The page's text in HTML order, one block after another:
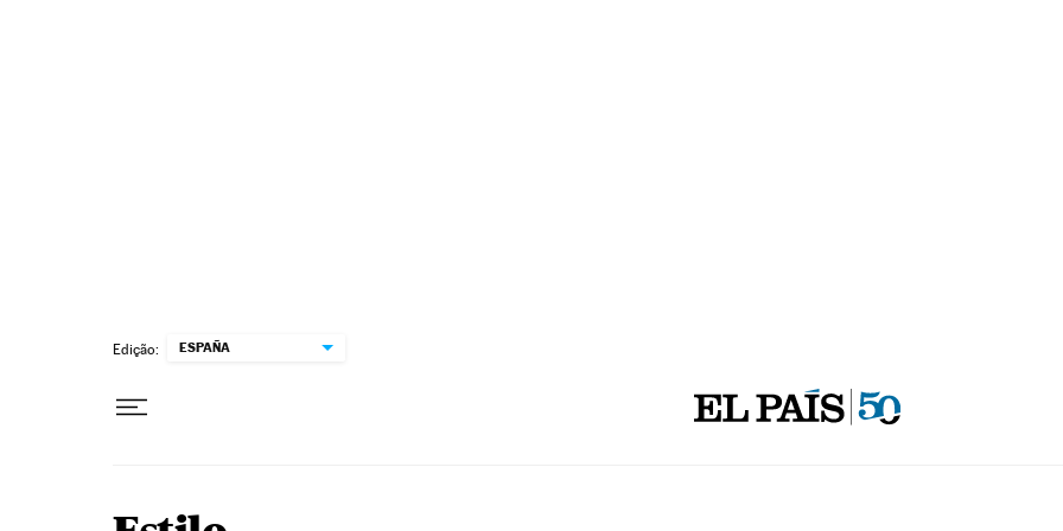
Edição: ESPAÑA